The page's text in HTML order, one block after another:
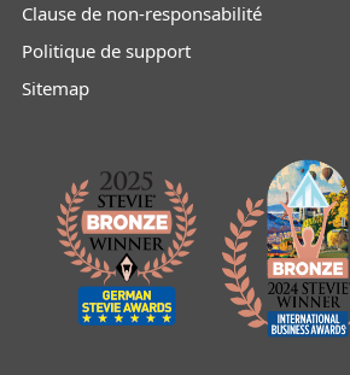
Clause de non-responsabilité
Politique de support
Sitemap